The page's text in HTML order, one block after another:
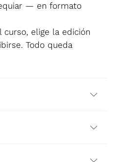
— en formato
curso, elige la edición
Todo queda